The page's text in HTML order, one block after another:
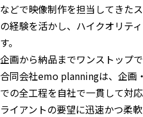
などで映像制作を担当してきた
の経験を活かし、ハイクオリテ
す。
企画から納品までワンストップ
合同会社emo planningは、企画
での全工程を自社で一貫して対
ライアントの要望に迅速かつ柔